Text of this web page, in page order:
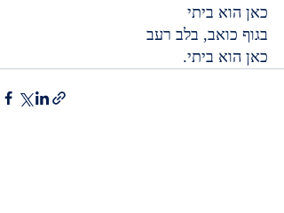
כאן הוא ביתי
בגוף כואב, בלב רעב
כאן הוא ביתי.